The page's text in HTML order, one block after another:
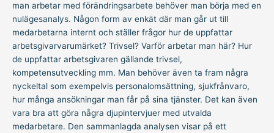
man arbetar med förändringsarbete behöver man börja med en
nulägesanalys. Någon form av enkät där man går ut till
medarbetarna internt och ställer frågor hur de uppfattar
arbetsgivarvarumärket? Trivsel? Varför arbetar man här? Hur
de uppfattar arbetsgivaren gällande trivsel,
kompetensutveckling mm. Man behöver även ta fram några
nyckeltal som exempelvis personalomsättning, sjukfrånvaro,
hur många ansökningar man får på sina tjänster. Det kan även
vara bra att göra några djupintervjuer med utvalda
medarbetare. Den sammanlagda analysen visar på ett